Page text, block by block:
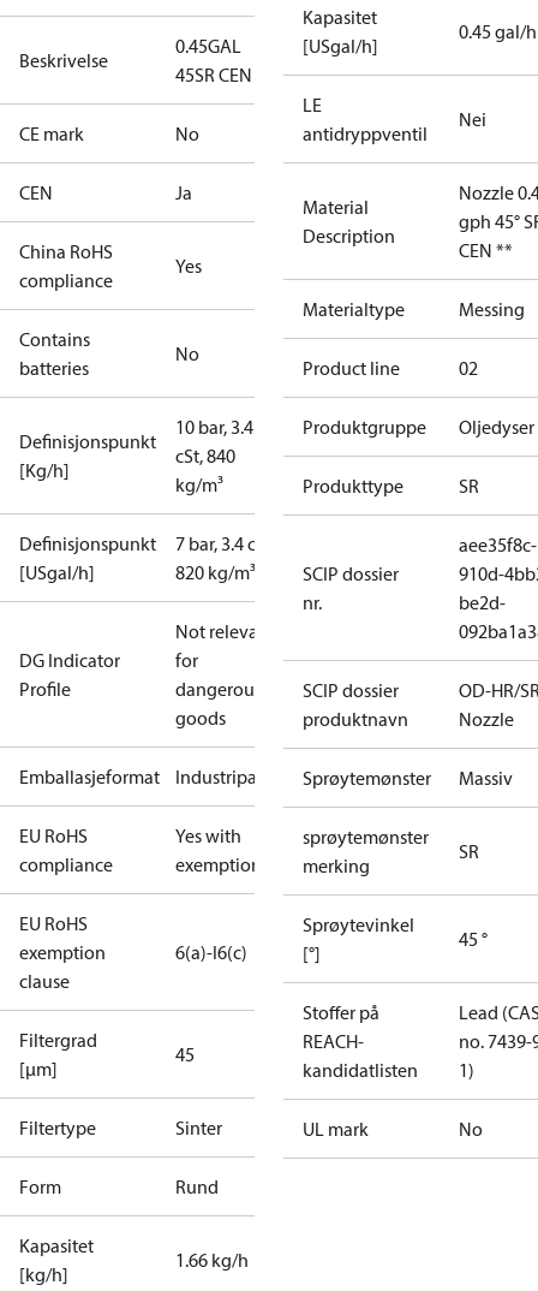
Beskrivelse
0.45GAL
45SR CEN
CE mark No
CEN Ja
China RoHS
compliance
Yes
Contains
batteries
No
Definisjonspunkt
[Kg/h]
10 bar, 3.4
cSt, 840
kg/m³
Definisjonspunkt
[USgal/h]
7 bar, 3.4 cSt,
820 kg/m³
DG Indicator
Profile
Not relevant
for
dangerous
goods
Emballasjeformat Industripakning
EU RoHS
compliance
Yes with
exemptions
EU RoHS
exemption
clause
6(a)-I6(c)
Filtergrad
[µm]
45
Filtertype Sinter
Form Rund
Kapasitet
[kg/h]
1.66 kg/h
Kapasitet
[USgal/h]
0.45 gal/h
LE
antidryppventil
Nei
Material
Description
Nozzle
gph 45°
CEN **
Materialtype Messing
Product line 02
Produktgruppe Oljedyser
Produkttype SR
SCIP dossier
nr.
aee35f8c-
910d-
be2d-
SCIP dossier
produktnavn
OD-HR/
Nozzle
Sprøytemønster Massiv
sprøytemønster
merking
SR
Sprøytevinkel
[°]
45 °
Stoffer på
REACH-
kandidatlisten
Lead
no. 7439-
1)
UL mark No